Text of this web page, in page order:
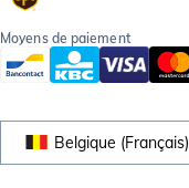
Moyens de paiement
Belgique (Français)